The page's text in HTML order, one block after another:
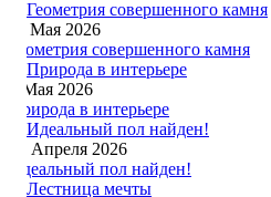
11 Мая 2026
Геометрия совершенного камня
1 Мая 2026
Природа в интерьере
24 Апреля 2026
Идеальный пол найден!